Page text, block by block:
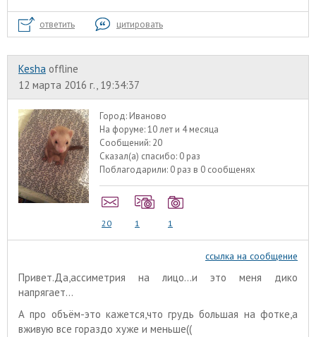
ответить цитировать
Kesha offline
12 марта 2016 г., 19:34:37
Город: Иваново
На форуме:10 лет и 4 месяца
Сообщений: 20
Сказал(а) спасибо: 0 раз
Поблагодарили: 0 раз в 0 сообщенях
20 1 1
ссылка на сообщение
Привет.Да,ассиметрия на лицо...и это меня дико
напрягает...
А про объём-это кажется,что грудь большая на фотке,а
вживую все гораздо хуже и меньше((